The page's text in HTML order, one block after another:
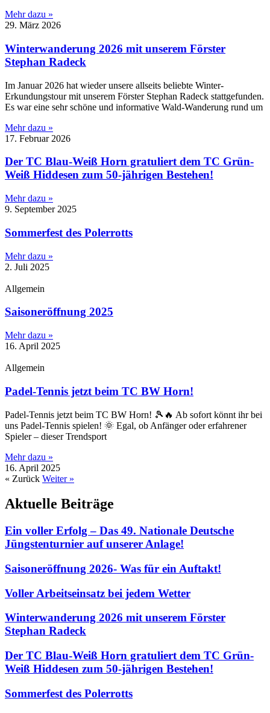
Mehr dazu »
29. März 2026
Winterwanderung 2026 mit unserem Förster
Stephan Radeck
Im Januar 2026 hat wieder unsere allseits beliebte Winter-
Erkundungstour mit unserem Förster Stephan Radeck stattgefunden.
Es war eine sehr schöne und informative Wald-Wanderung rund um
Mehr dazu »
17. Februar 2026
Der TC Blau-Weiß Horn gratuliert dem TC Grün-
Weiß Hiddesen zum 50-jährigen Bestehen!
Mehr dazu »
9. September 2025
Sommerfest des Polerrotts
Mehr dazu »
2. Juli 2025
Allgemein
Saisoneröffnung 2025
Mehr dazu »
16. April 2025
Allgemein
Padel-Tennis jetzt beim TC BW Horn!
Padel-Tennis jetzt beim TC BW Horn! 🎾🔥 Ab sofort könnt ihr bei
uns Padel-Tennis spielen! 🌞 Egal, ob Anfänger oder erfahrener
Spieler – dieser Trendsport
Mehr dazu »
16. April 2025
« Zurück Weiter »
Aktuelle Beiträge
Ein voller Erfolg – Das 49. Nationale Deutsche
Jüngstenturnier auf unserer Anlage!
Saisoneröffnung 2026- Was für ein Auftakt!
Voller Arbeitseinsatz bei jedem Wetter
Winterwanderung 2026 mit unserem Förster
Stephan Radeck
Der TC Blau-Weiß Horn gratuliert dem TC Grün-
Weiß Hiddesen zum 50-jährigen Bestehen!
Sommerfest des Polerrotts